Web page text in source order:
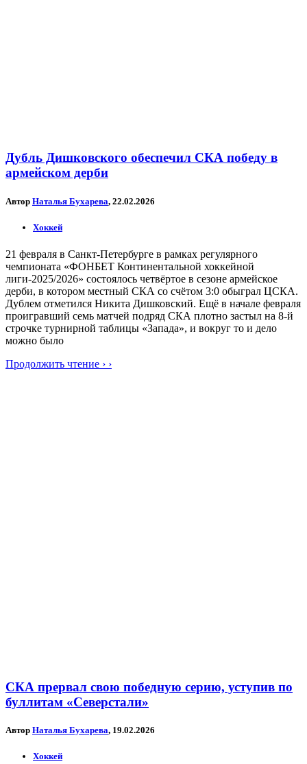
Дубль Дишковского обеспечил СКА победу в
армейском дерби
Автор Наталья Бухарева, 22.02.2026
Хоккей
21 февраля в Санкт-Петербурге в рамках регулярного
чемпионата «ФОНБЕТ Континентальной хоккейной
лиги-2025/2026» состоялось четвёртое в сезоне армейское
дерби, в котором местный СКА со счётом 3:0 обыграл ЦСКА.
Дублем отметился Никита Дишковский. Ещё в начале февраля
проигравший семь матчей подряд СКА плотно застыл на 8-й
строчке турнирной таблицы «Запада», и вокруг то и дело
можно было
Продолжить чтение › ›
СКА прервал свою победную серию, уступив по
буллитам «Северстали»
Автор Наталья Бухарева, 19.02.2026
Хоккей